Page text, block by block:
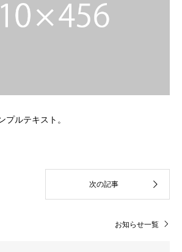
プルテキスト。
お知らせ一覧